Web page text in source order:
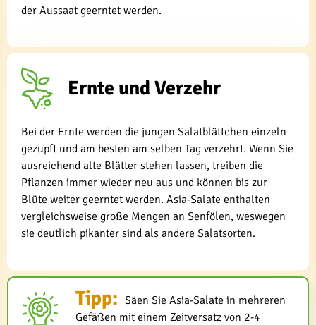
der Aussaat geerntet werden.
Ernte und Verzehr
Bei der Ernte werden die jungen Salatblättchen einzeln
gezupft und am besten am selben Tag verzehrt. Wenn Sie
ausreichend alte Blätter stehen lassen, treiben die
Pflanzen immer wieder neu aus und können bis zur
Blüte weiter geerntet werden. Asia-Salate enthalten
vergleichsweise große Mengen an Senfölen, weswegen
sie deutlich pikanter sind als andere Salatsorten.
Tipp: Säen Sie Asia-Salate in mehreren
Gefäßen mit einem Zeitversatz von 2-4